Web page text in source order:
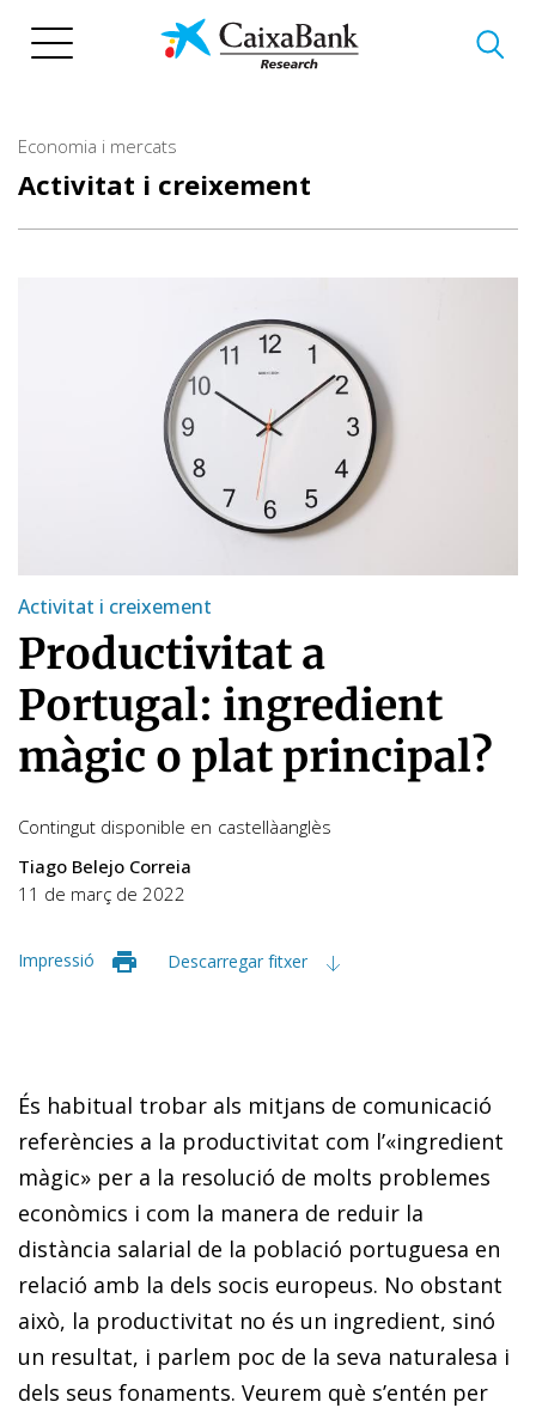
Economia i mercats
Activitat i creixement
Activitat i creixement
Productivitat a
Portugal: ingredient
màgic o plat principal?
Contingut disponible en castellàanglès
Tiago Belejo Correia
11 de març de 2022
Impressió Descarregar fitxer
És habitual trobar als mitjans de comunicació
referències a la productivitat com l’«ingredient
màgic» per a la resolució de molts problemes
econòmics i com la manera de reduir la
distància salarial de la població portuguesa en
relació amb la dels socis europeus. No obstant
això, la productivitat no és un ingredient, sinó
un resultat, i parlem poc de la seva naturalesa i
dels seus fonaments. Veurem què s’entén per